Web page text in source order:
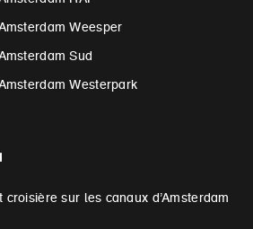
Weesper
Sud
Westerpark
croisière sur les canaux d’Amsterdam